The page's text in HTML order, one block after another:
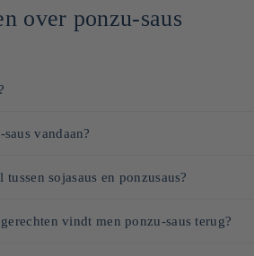
over ponzu-saus
vandaan?
(酢)betekent "azijn" in het Japans, wat de
sojasaus en ponzusaus?
vindt men ponzu-saus terug?